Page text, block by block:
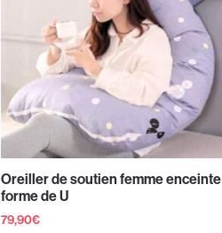
Oreiller de soutien femme enceinte
forme de U
79,90€